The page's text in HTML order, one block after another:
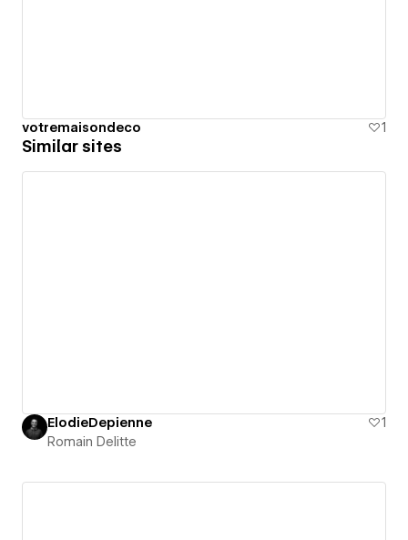
votremaisondeco 1
Similar sites
ElodieDepienne
1
Romain Delitte